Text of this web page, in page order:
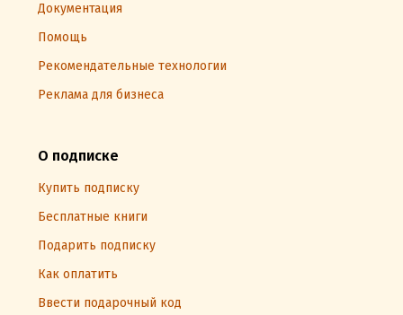
Документация
Помощь
Рекомендательные технологии
Реклама для бизнеса
О подписке
Купить подписку
Бесплатные книги
Подарить подписку
Как оплатить
Ввести подарочный код